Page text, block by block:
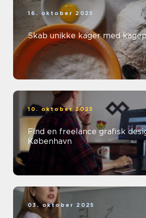
16. oktober 2025
Skab unikke kager med
10. oktober 2025
Find en freelance grafisk
København
03. oktober 2025